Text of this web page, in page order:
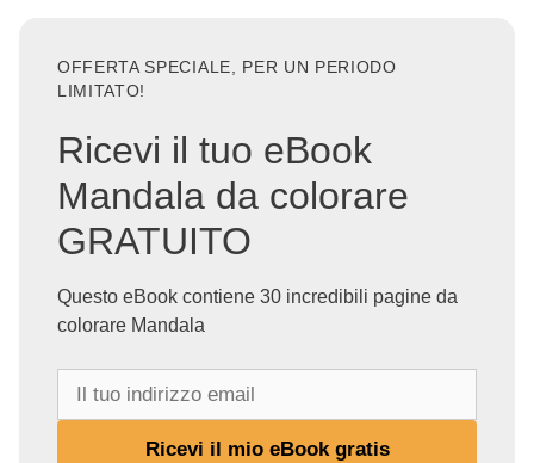
OFFERTA SPECIALE, PER UN PERIODO
LIMITATO!
Ricevi il tuo eBook
Mandala da colorare
GRATUITO
Questo eBook contiene 30 incredibili pagine da
colorare Mandala
Ricevi il mio eBook gratis